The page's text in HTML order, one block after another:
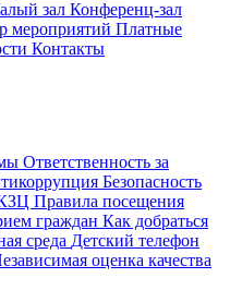
зал Конференц-зал
мероприятий Платные
Контакты
Ответственность за
Безопасность
Правила посещения
граждан Как добраться
среда Детский телефон
оценка качества